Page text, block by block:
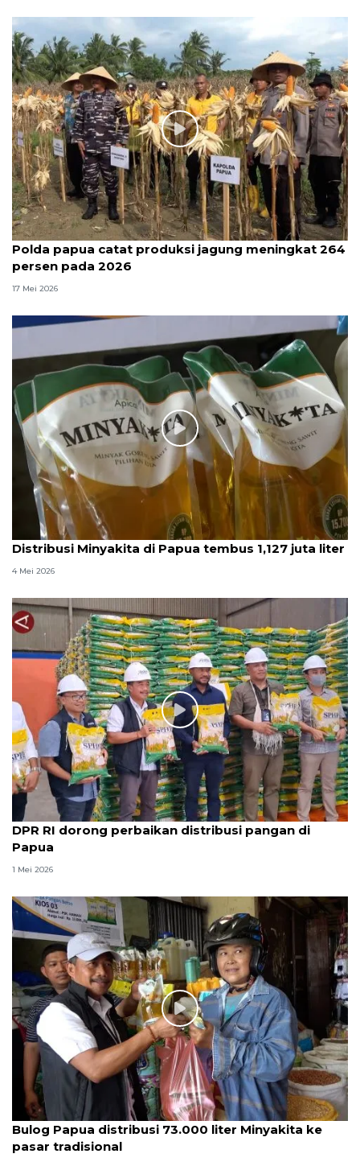
Polda papua catat produksi jagung meningkat 264
persen pada 2026
17 Mei 2026
Distribusi Minyakita di Papua tembus 1,127 juta liter
4 Mei 2026
DPR RI dorong perbaikan distribusi pangan di
Papua
1 Mei 2026
Bulog Papua distribusi 73.000 liter Minyakita ke
pasar tradisional